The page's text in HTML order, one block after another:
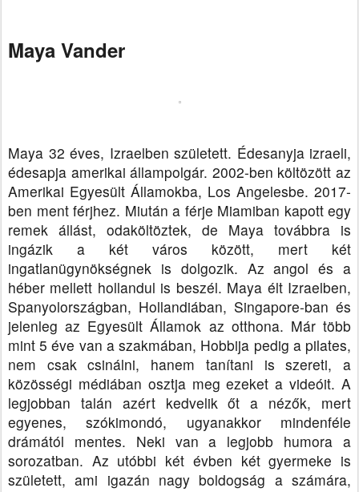
Maya Vander
Maya 32 éves, Izraelben született. Édesanyja izraeli,
édesapja amerikai állampolgár. 2002-ben költözött az
Amerikai Egyesült Államokba, Los Angelesbe. 2017-
ben ment férjhez. Miután a férje Miamiban kapott egy
remek állást, odaköltöztek, de Maya továbbra is
ingázik a két város között, mert két
ingatlanügynökségnek is dolgozik. Az angol és a
héber mellett hollandul is beszél. Maya élt Izraelben,
Spanyolországban, Hollandiában, Singapore-ban és
jelenleg az Egyesült Államok az otthona. Már több
mint 5 éve van a szakmában, Hobbija pedig a pilates,
nem csak csinálni, hanem tanítani is szereti, a
közösségi médiában osztja meg ezeket a videóit. A
legjobban talán azért kedvelik őt a nézők, mert
egyenes, szókimondó, ugyanakkor mindenféle
drámától mentes. Neki van a legjobb humora a
sorozatban. Az utóbbi két évben két gyermeke is
született, ami igazán nagy boldogság a számára,